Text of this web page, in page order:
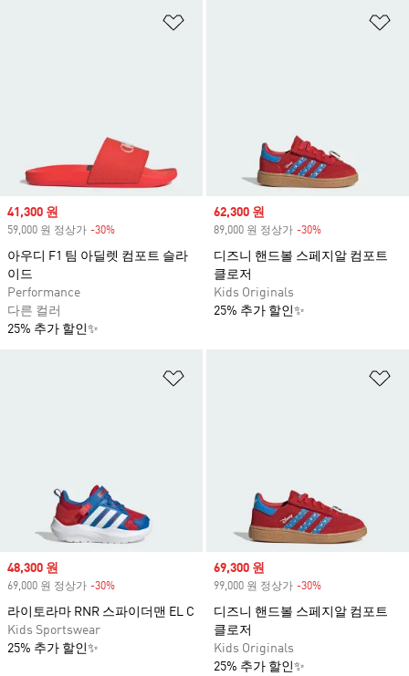
Sale price
41,300 원
59,000 원 정상가 -30%
아우디 F1 팀 아딜렛 컴포트 슬라
이드
Performance
다른 컬러
25% 추가 할인✨
Sale price
62,300 원
89,000 원 정상가 -30%
디즈니 핸드볼 스페지알 컴포트
클로저
Kids Originals
25% 추가 할인✨
Sale price
48,300 원
69,000 원 정상가 -30%
라이토라마 RNR 스파이더맨 EL C
Kids Sportswear
25% 추가 할인✨
Sale price
69,300 원
99,000 원 정상가 -30%
디즈니 핸드볼 스페지알 컴포트
클로저
Kids Originals
25% 추가 할인✨